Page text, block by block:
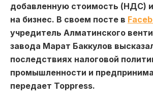
добавленную стоимость (НДС) и
на бизнес. В своем посте в
учредитель Алматинского
завода Марат Баккулов
последствиях налоговой
промышленности и
передает Toppress.